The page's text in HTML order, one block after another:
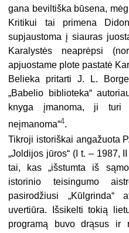
gana beviltiška būsena,
Kritikui tai primena
supjaustoma į siauras
Karalystės neaprėpsi
apjuostame plote pastatė
Belieka pritarti J. L.
„Babelio biblioteka“
knyga įmanoma, ji
neįmanoma“4.
Tikroji istoriškai angažuota
„Joldijos jūros“ (I t. – 1987,
tai, kas „išstumta iš
istorinio teisingumo
pasirodžiusi „Kūlgrinda“
uvertiūra. Išsikelti tokią
programą buvo drąsus ir